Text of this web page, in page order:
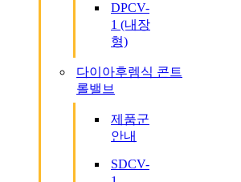
DPCV-
1 (내장
형)
다이아후렘식 콘트
롤밸브
제품군
안내
SDCV-